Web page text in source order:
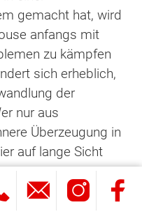
gemacht hat, wird
anfangs mit
zu kämpfen
sich erheblich,
der
nur aus
Überzeugung in
auf lange Sicht
an das Thema